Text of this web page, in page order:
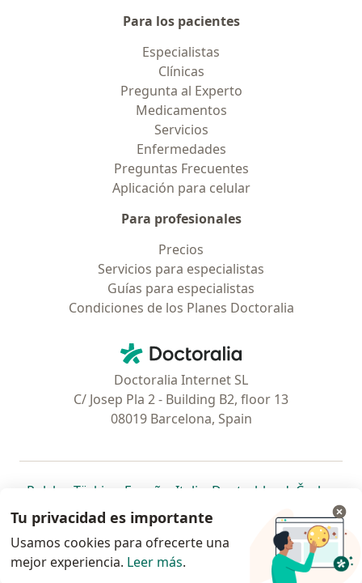
Para los pacientes
Especialistas
Clínicas
Pregunta al Experto
Medicamentos
Servicios
Enfermedades
Preguntas Frecuentes
Aplicación para celular
Para profesionales
Precios
Servicios para especialistas
Guías para especialistas
Condiciones de los Planes Doctoralia
Doctoralia - Página de inicio
Doctoralia Internet SL
C/ Josep Pla 2 - Building B2, floor 13
08019 Barcelona, Spain
Polska se abre en una nueva pestaña
Türkiye se abre en una nueva pestaña
España se abre en una nueva pestaña
Italia se abre en una nueva
Deutschlandse abre en
Česko
Portugal
se abre en una nueva pestaña
México se abre en una nueva pestaña
Chile se abre en una nueva pestaña
Brasil se abre en una nueva
se abre en
se
se abre en una nueva
www.doctoralia.pe © 2026 - Encuentra tu
Tu privacidad es importante
Usamos cookies para ofrecerte una
mejor experiencia. Leer más.